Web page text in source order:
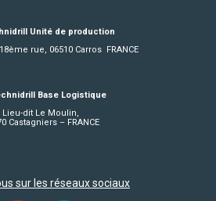
Unité de production
rue, 06510 Carros FRANCE
Base Logistique
Lieu-dit Le Moulin,
Castagniers – FRANCE
sur les réseaux sociaux